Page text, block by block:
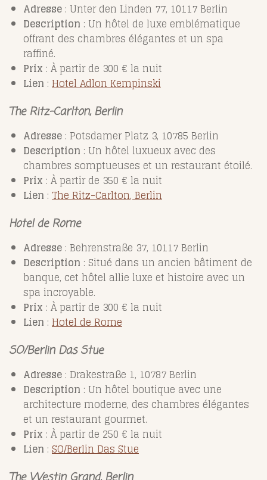
Adresse : Unter den Linden 77, 10117 Berlin
Description : Un hôtel de luxe emblématique
offrant des chambres élégantes et un spa
raffiné.
Prix : À partir de 300 € la nuit
Lien : HotelAdlonKempinski
The Ritz-Carlton, Berlin
Adresse : Potsdamer Platz 3, 10785 Berlin
Description : Un hôtel luxueux avec des
chambres somptueuses et un restaurant étoilé.
Prix : À partir de 350 € la nuit
Lien : TheRitz-Carlton, Berlin
Hotel de Rome
Adresse : Behrenstraße 37, 10117 Berlin
Description : Situé dans un ancien bâtiment de
banque, cet hôtel allie luxe et histoire avec un
spa incroyable.
Prix : À partir de 300 € la nuit
Lien : HoteldeRome
SO/Berlin Das Stue
Adresse : Drakestraße 1, 10787 Berlin
Description : Un hôtel boutique avec une
architecture moderne, des chambres élégantes
et un restaurant gourmet.
Prix : À partir de 250 € la nuit
Lien : SO/BerlinDasStue